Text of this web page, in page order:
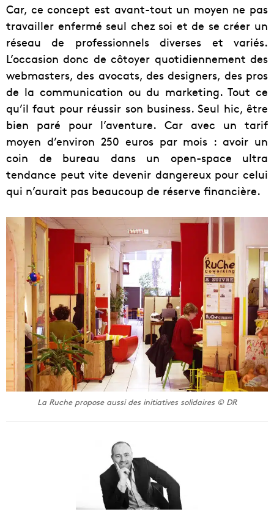
Car, ce concept est avant-tout un moyen ne pas
travailler enfermé seul chez soi et de se créer un
réseau de professionnels diverses et variés.
L’occasion donc de côtoyer quotidiennement des
webmasters, des avocats, des designers, des pros
de la communication ou du marketing. Tout ce
qu’il faut pour réussir son business. Seul hic, être
bien paré pour l’aventure. Car avec un tarif
moyen d’environ 250 euros par mois : avoir un
coin de bureau dans un open-space ultra
tendance peut vite devenir dangereux pour celui
qui n’aurait pas beaucoup de réserve financière.
La Ruche propose aussi des initiatives solidaires © DR